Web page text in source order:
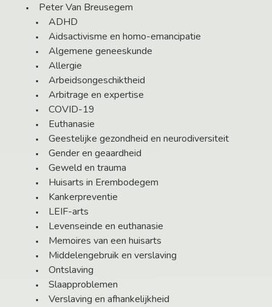
Peter Van Breusegem
ADHD
Aidsactivisme en homo-emancipatie
Algemene geneeskunde
Allergie
Arbeidsongeschiktheid
Arbitrage en expertise
COVID-19
Euthanasie
Geestelijke gezondheid en neurodiversiteit
Gender en geaardheid
Geweld en trauma
Huisarts in Erembodegem
Kankerpreventie
LEIF-arts
Levenseinde en euthanasie
Memoires van een huisarts
Middelengebruik en verslaving
Ontslaving
Slaapproblemen
Verslaving en afhankelijkheid